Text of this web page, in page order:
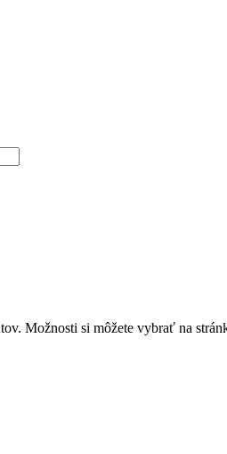
Možnosti si môžete vybrať na